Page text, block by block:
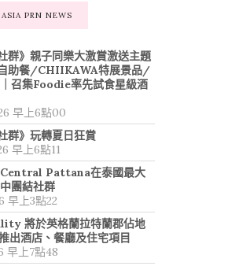
ASIA PRN NEWS
》親子同樂大激賞激送主題
助餐/CHIIKAWA特展景品/
召集Foodie率先試食星級酒
早上6點00
》玩轉夏日狂賞
早上6點11
Central Pattana在泰國最大
團結社群
早上3點22
將於英格蘭拉特蘭郡佔地
出酒店、餐廳及住宅項目
早上7點48